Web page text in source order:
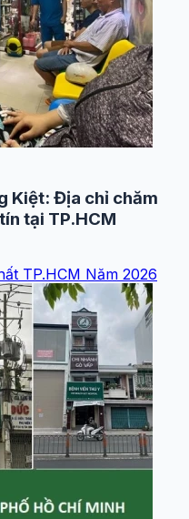
Kiệt: Địa chỉ chăm
tại TP.HCM
TP.HCM Năm 2026